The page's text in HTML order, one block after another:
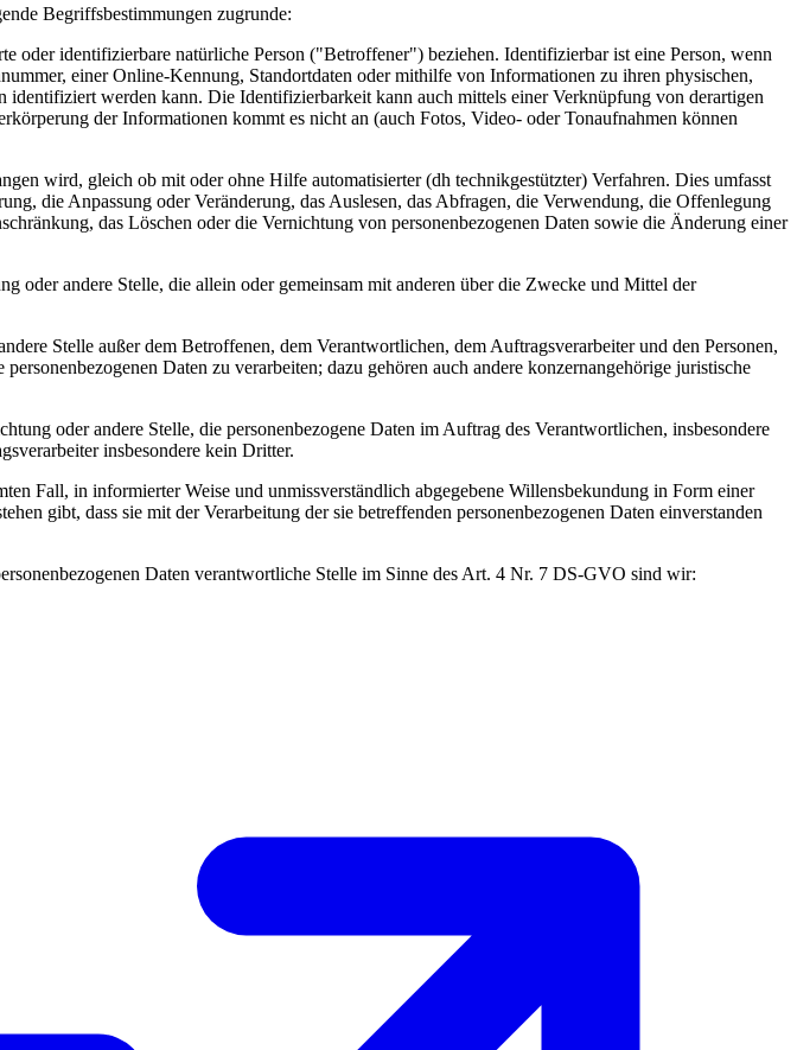
Begriffsbestimmungen zugrunde:
identifizierbare natürliche Person ("Betroffener") beziehen. Identifizierbar ist eine Person, wenn
einer Online-Kennung, Standortdaten oder mithilfe von Informationen zu ihren physischen,
werden kann. Die Identifizierbarkeit kann auch mittels einer Verknüpfung von derartigen
der Informationen kommt es nicht an (auch Fotos, Video- oder Tonaufnahmen können
wird, gleich ob mit oder ohne Hilfe automatisierter (dh technikgestützter) Verfahren. Dies umfasst
die Anpassung oder Veränderung, das Auslesen, das Abfragen, die Verwendung, die Offenlegung
das Löschen oder die Vernichtung von personenbezogenen Daten sowie die Änderung einer
andere Stelle, die allein oder gemeinsam mit anderen über die Zwecke und Mittel der
Stelle außer dem Betroffenen, dem Verantwortlichen, dem Auftragsverarbeiter und den Personen,
Daten zu verarbeiten; dazu gehören auch andere konzernangehörige juristische
oder andere Stelle, die personenbezogene Daten im Auftrag des Verantwortlichen, insbesondere
insbesondere kein Dritter.
Fall, in informierter Weise und unmissverständlich abgegebene Willensbekundung in Form einer
gibt, dass sie mit der Verarbeitung der sie betreffenden personenbezogenen Daten einverstanden
Daten verantwortliche Stelle im Sinne des Art. 4 Nr. 7 DS-GVO sind wir: